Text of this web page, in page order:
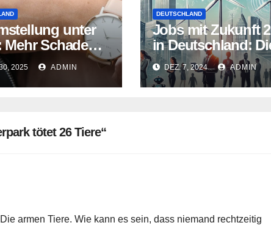
unter
Mehr Schaden
2025 ADMIN
DEUTSCHLAND
Jobs mit Zukunft
in Deutschland:
Berufe liegen im
DEZ. 7, 2024 ADMIN
tötet 26 Tiere“
armen Tiere. Wie kann es sein, dass niemand rechtzeitig